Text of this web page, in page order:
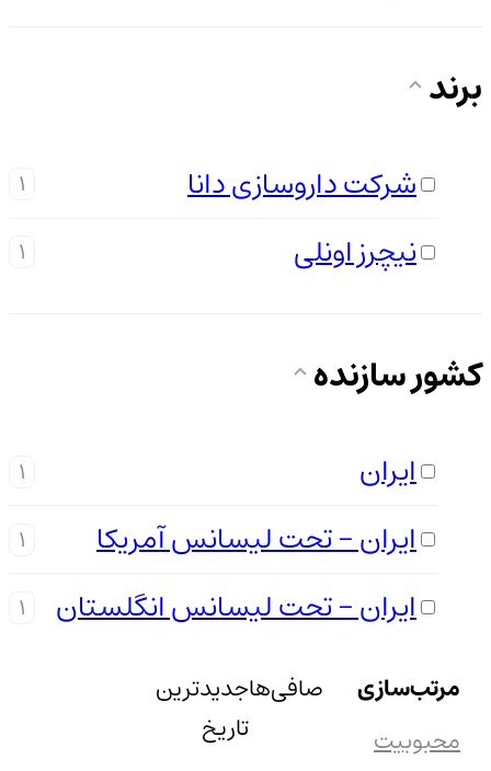
برند
شرکت داروسازی دانا 1
نیچرز اونلی 1
کشور سازنده
ایران 1
ایران - تحت لیسانس آمریکا 1
ایران - تحت لیسانس انگلستان 1
مرتب‌سازی
محبوبیت
صافی‌هاجدیدترین
تاریخ